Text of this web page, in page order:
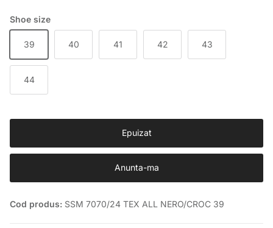
Shoe size
39 40 41 42 43
44
Epuizat
Anunta-ma
Cod produs: SSM 7070/24 TEX ALL NERO/CROC 39